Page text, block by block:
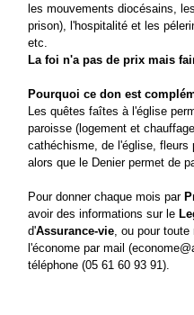
les mouvements diocésains,
prison), l'hospitalité et les
etc.
La foi n'a pas de prix mais
Pourquoi ce don est
Les quêtes faîtes à l'église
paroisse (logement et
cathéchisme, de l'église, fleurs
alors que le Denier permet de
Pour donner chaque mois par
avoir des informations sur le
d'Assurance-vie, ou pour toute
l'économe par mail
téléphone (05 61 60 93 91).